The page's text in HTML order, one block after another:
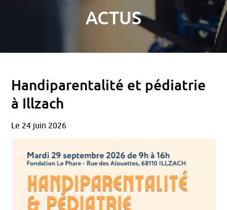
ACTUS
Handiparentalité et pédiatrie
à Illzach
Le 24 juin 2026